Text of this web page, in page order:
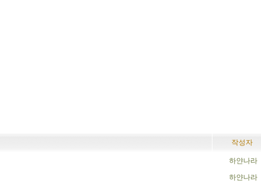
작성자
하얀나라
하얀나라